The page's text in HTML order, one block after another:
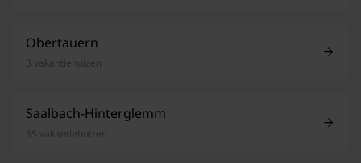
Obertauern
3 vakantiehuizen
Saalbach-Hinterglemm
35 vakantiehuizen